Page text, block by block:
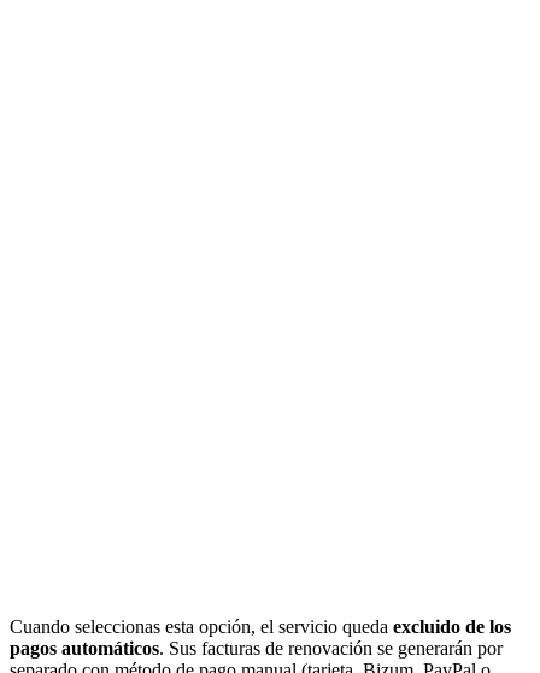
Cuando seleccionas esta opción, el servicio queda excluido de los
pagos automáticos. Sus facturas de renovación se generarán por